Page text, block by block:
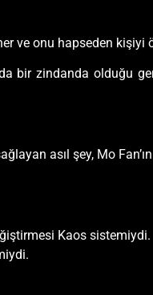
ve onu hapseden kişiyi
bir zindanda olduğu
asıl şey, Mo
Kaos sistemiydi.